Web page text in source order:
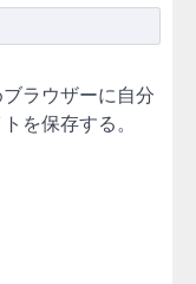
ラウザーに自分
を保存する。